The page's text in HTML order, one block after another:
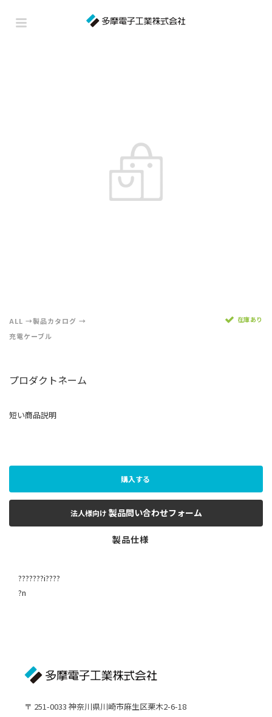
ALL
製品カタログ
充電ケーブル
在庫あり
プロダクトネーム
短い商品説明
購入する
法人様向け 製品問い合わせフォーム
???????i????
?n
〒 251-0033 神奈川県川崎市麻生区栗木2-6-18